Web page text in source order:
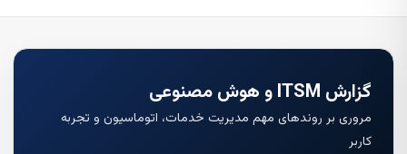
گزارش ITSM و هوش مصنوعی
مروری بر روندهای مهم مدیریت خدمات، اتوماسیون و تجربه
کاربر